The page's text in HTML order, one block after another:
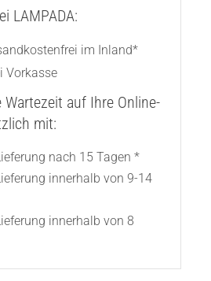
LAMPADA:
im Inland*
Vorkasse
auf Ihre Online-
mit:
nach 15 Tagen *
innerhalb von 9-14
innerhalb von 8